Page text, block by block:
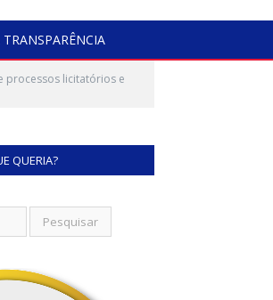
processos licitatórios e
QUERIA?